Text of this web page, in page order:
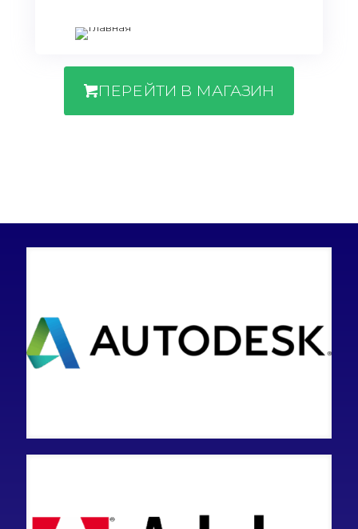
ПЕРЕЙТИ В МАГАЗИН